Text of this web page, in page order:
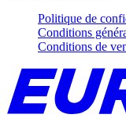
Politique de
Conditions
Conditions de